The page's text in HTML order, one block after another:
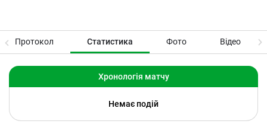
Протокол Статистика Фото Відео
Хронологія матчу
Немає подій